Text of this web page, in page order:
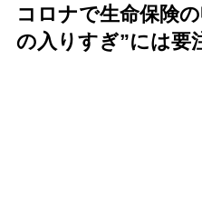
コロナで生命保険
の入りすぎ”には要